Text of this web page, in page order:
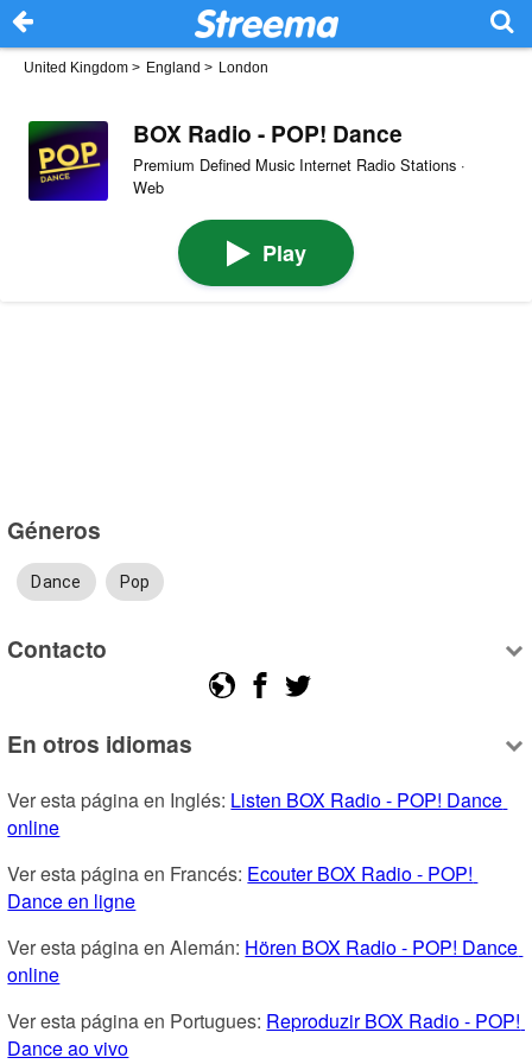
United Kingdom > England > London
BOX Radio - POP! Dance
Premium Defined Music Internet Radio Stations ·
Web
Play
Géneros
Dance Pop
Contacto
En otros idiomas
Ver esta página en Inglés: Listen BOX Radio - POP! Dance
online
Ver esta página en Francés: Ecouter BOX Radio - POP!
Dance en ligne
Ver esta página en Alemán: Hören BOX Radio - POP! Dance
online
Ver esta página en Portugues: Reproduzir BOX Radio - POP!
Dance ao vivo